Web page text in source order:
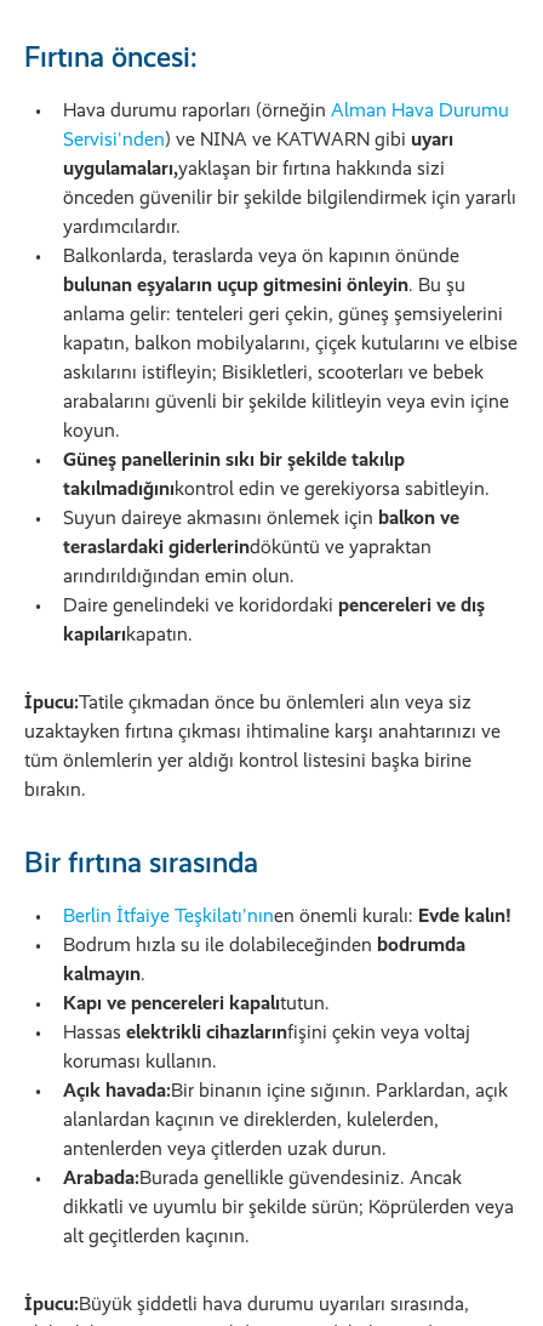
Fırtına öncesi:
Hava durumu raporları (örneğin Alman Hava Durumu
Servisi'nden) ve NINA ve KATWARN gibi uyarı
uygulamaları,yaklaşan bir fırtına hakkında sizi
önceden güvenilir bir şekilde bilgilendirmek için yararlı
yardımcılardır.
Balkonlarda, teraslarda veya ön kapının önünde
bulunan eşyaların uçup gitmesini önleyin. Bu şu
anlama gelir: tenteleri geri çekin, güneş şemsiyelerini
kapatın, balkon mobilyalarını, çiçek kutularını ve elbise
askılarını istifleyin; Bisikletleri, scooterları ve bebek
arabalarını güvenli bir şekilde kilitleyin veya evin içine
koyun.
Güneş panellerinin sıkı bir şekilde takılıp
takılmadığınıkontrol edin ve gerekiyorsa sabitleyin.
Suyun daireye akmasını önlemek için balkon ve
teraslardaki giderlerindöküntü ve yapraktan
arındırıldığından emin olun.
Daire genelindeki ve koridordaki pencereleri ve dış
kapılarıkapatın.
İpucu:Tatile çıkmadan önce bu önlemleri alın veya siz
uzaktayken fırtına çıkması ihtimaline karşı anahtarınızı ve
tüm önlemlerin yer aldığı kontrol listesini başka birine
bırakın.
Bir fırtına sırasında
Berlin İtfaiye Teşkilatı'nınen önemli kuralı: Evde kalın!
Bodrum hızla su ile dolabileceğinden bodrumda
kalmayın.
Kapı ve pencereleri kapalıtutun.
Hassas elektrikli cihazlarınfişini çekin veya voltaj
koruması kullanın.
Açık havada:Bir binanın içine sığının. Parklardan, açık
alanlardan kaçının ve direklerden, kulelerden,
antenlerden veya çitlerden uzak durun.
Arabada:Burada genellikle güvendesiniz. Ancak
dikkatli ve uyumlu bir şekilde sürün; Köprülerden veya
alt geçitlerden kaçının.
İpucu:Büyük şiddetli hava durumu uyarıları sırasında,